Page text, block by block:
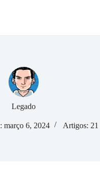
Legado
março 6, 2024 Artigos: 21